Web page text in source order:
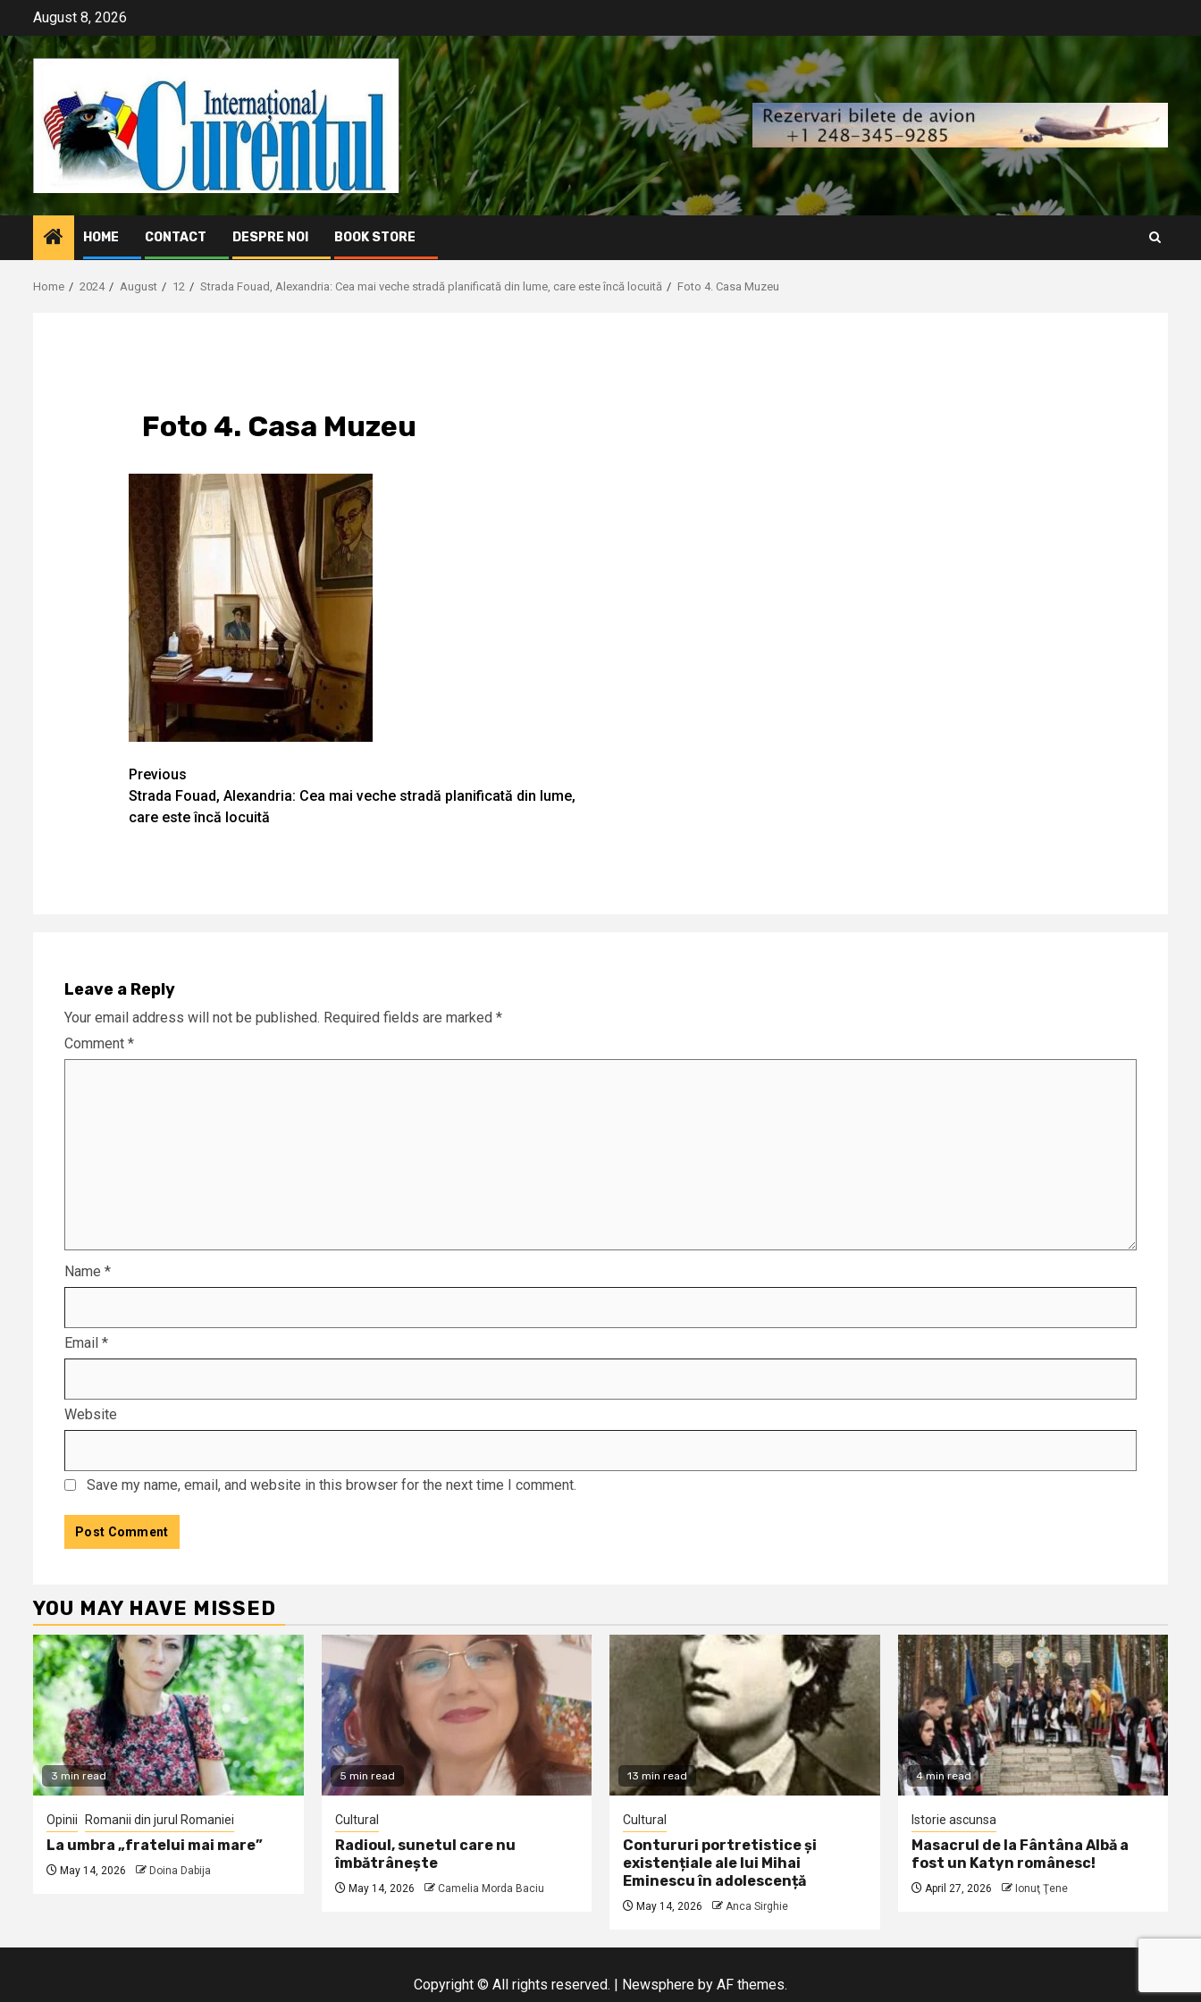
content
August 8, 2026
HOME CONTACT DESPRE NOI BOOK STORE
Home 2024 August 12 Strada Fouad, Alexandria: Cea mai veche stradă planificată din lume, care este încă locuită Foto 4. Casa Muzeu
Foto 4. Casa Muzeu
Continue
Reading
Previous
Strada Fouad, Alexandria: Cea mai veche stradă planificată din lume,
care este încă locuită
Leave a Reply
Your email address will not be published. Required fields are marked *
Comment *
Name *
Email *
Website
Save my name, email, and website in this browser for the next time I comment.
YOU MAY HAVE MISSED
3 min read
Opinii Romanii din jurul Romaniei
La umbra „fratelui mai mare”
May 14, 2026 Doina Dabija
5 min read
Cultural
Radioul, sunetul care nu
îmbătrânește
May 14, 2026 Camelia Morda Baciu
13 min read
Cultural
Contururi portretistice și
existențiale ale lui Mihai
Eminescu în adolescență
May 14, 2026 Anca Sirghie
4 min read
Istorie ascunsa
Masacrul de la Fântâna Albă a
fost un Katyn românesc!
April 27, 2026 Ionuţ Ţene
Copyright © All rights reserved. | Newsphere by AF themes.